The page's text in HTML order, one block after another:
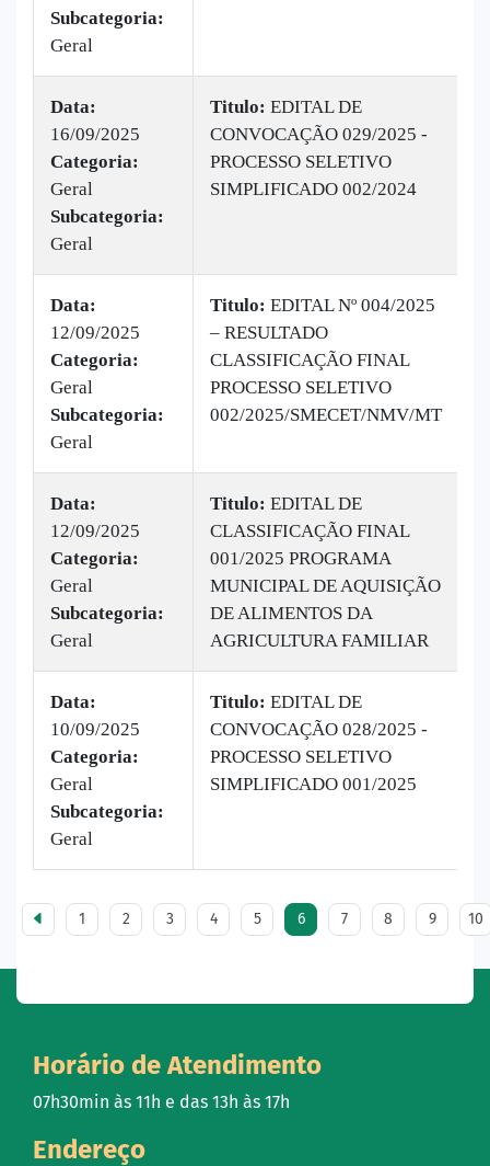
Subcategoria:
Geral
Data:
16/09/2025
Categoria:
Geral
Subcategoria:
Geral
Titulo: EDITAL DE
CONVOCAÇÃO 029/2025 -
PROCESSO SELETIVO
SIMPLIFICADO 002/2024
Data:
12/09/2025
Categoria:
Geral
Subcategoria:
Geral
Titulo: EDITAL Nº 004/2025
– RESULTADO
CLASSIFICAÇÃO FINAL
PROCESSO SELETIVO
002/2025/SMECET/NMV/MT
Data:
12/09/2025
Categoria:
Geral
Subcategoria:
Geral
Titulo: EDITAL DE
CLASSIFICAÇÃO FINAL
001/2025 PROGRAMA
MUNICIPAL DE AQUISIÇÃO
DE ALIMENTOS DA
AGRICULTURA FAMILIAR
Data:
10/09/2025
Categoria:
Geral
Subcategoria:
Geral
Titulo: EDITAL DE
CONVOCAÇÃO 028/2025 -
PROCESSO SELETIVO
SIMPLIFICADO 001/2025
1 2 3 4 5 6 7 8 9 10
Horário de Atendimento
07h30min às 11h e das 13h às 17h
Endereço